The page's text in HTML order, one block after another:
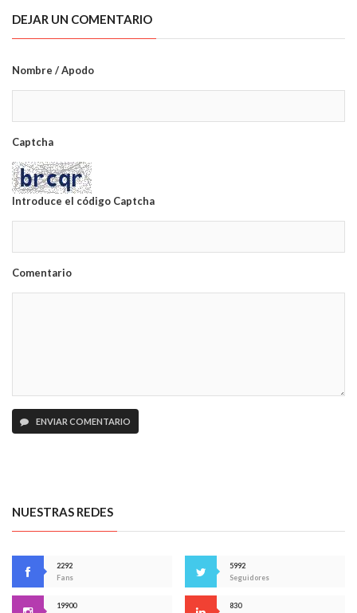
DEJAR UN COMENTARIO
Nombre / Apodo
Captcha
Introduce el código Captcha
Comentario
ENVIAR COMENTARIO
NUESTRAS REDES
2292
Fans
5992
Seguidores
19900 830